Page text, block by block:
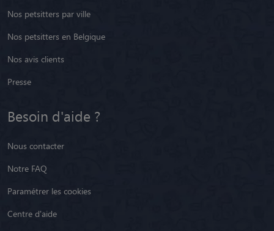
Nos petsitters par ville
Nos petsitters en Belgique
Nos avis clients
Presse
Besoin d'aide ?
Nous contacter
Notre FAQ
Paramétrer les cookies
Centre d'aide